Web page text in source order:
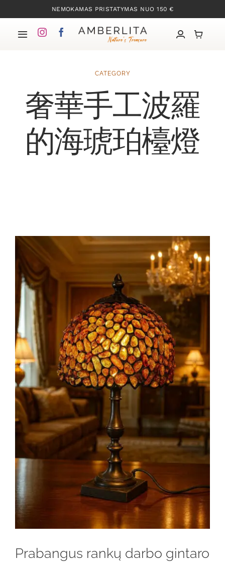
to
content
NEMOKAMAS PRISTATYMAS NUO 150 €
Toggle
Mūsų kolekcijos
Apie Gintarą
Mūsų istorija
CATEGORY
奢華手工波羅
的海琥珀檯燈
Prabangus rankų darbo gintaro